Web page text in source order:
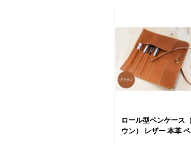
ロール型ペンケース
ウン） レザー 本革